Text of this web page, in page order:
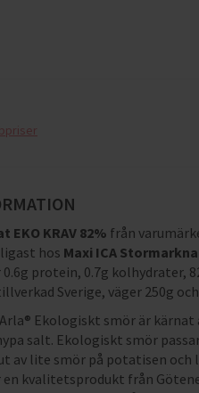
KRAV 82% från
hos Maxi ICA
0.6g protein, 0.7g kolhydrater,
Sverige, väger 250g
Ekologiskt smör är
salt. Ekologiskt smör
av lite smör på potatisen och
kvalitetsprodukt från